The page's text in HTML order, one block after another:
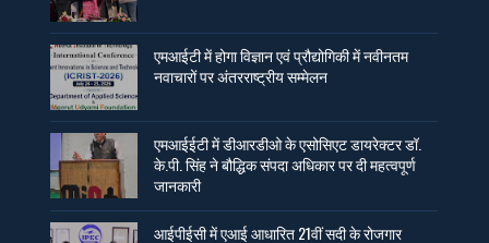
एमआईटी में होगा विज्ञान एवं प्रौद्योगिकी में नवीनतम
नवाचारों पर अंतरराष्ट्रीय सम्मेलन
एमआईईटी में डीआरडीओ के एसोसिएट डायरेक्टर डॉ.
के.पी. सिंह ने बौद्धिक संपदा अधिकार पर दी महत्वपूर्ण
जानकारी
आईपीईसी में एआई आधारित 21वीं सदी के रोजगार